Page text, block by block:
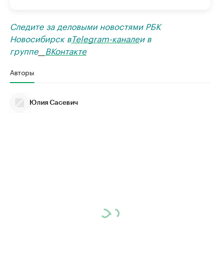
Следите за деловыми новостями РБК
Новосибирск вTelegram-каналеи в
группе__ ВКонтакте
Авторы
Юлия Сасевич